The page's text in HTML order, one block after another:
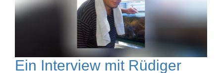
Ein Interview mit Rüdiger